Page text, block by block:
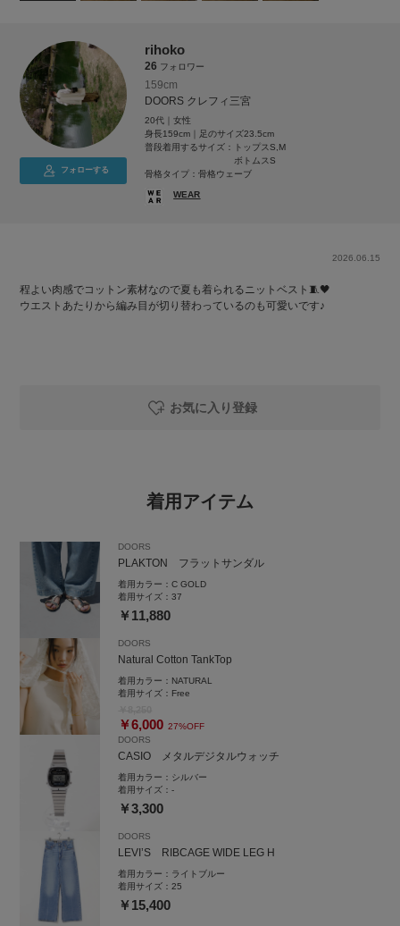
フォローする
rihoko
26 フォロワー
159cm
DOORS クレフィ三宮
20代｜女性
身長159cm｜足のサイズ23.5cm
普段着用するサイズ：
トップスS,M
ボトムスS
骨格タイプ：骨格ウェーブ
WEAR
2026.06.15
程よい肉感でコットン素材なので夏も着られるニットベスト🧵🖤
ウエストあたりから編み目が切り替わっているのも可愛いです♪
お気に入り登録
着用アイテム
DOORS
PLAKTON フラットサンダル
着用カラー：C GOLD
着用サイズ：37
￥11,880
DOORS
Natural Cotton TankTop
着用カラー： NATURAL
着用サイズ： Free
￥6,000 27%OFF
DOORS
CASIO メタルデジタルウォッチ
着用カラー： シルバー
着用サイズ：-
￥3,300
DOORS
LEVI’S RIBCAGE WIDE LEG H
着用カラー： ライトブルー
着用サイズ：25
￥15,400